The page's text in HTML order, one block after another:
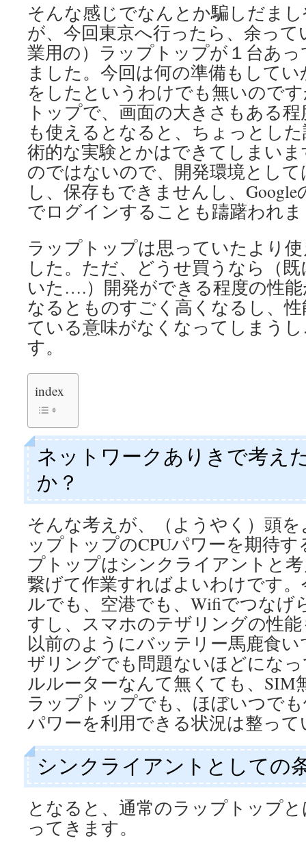
そんな感じでなんとか騙しだま
が、今回東京へ行ったら、余っ
業用の）ラップトップが１台あ
ました。今回は何の準備もして
をしたというわけでも無いので
トップで、画面の大きさもある
も使えるとなると、ちょっとし
術的な実験とかはできてしまい
のではないので、開発環境とし
し、保存もできませんし、
でログインすることも躊躇われ
ラップトップは思っていたより
した。ただ、どうせ買うなら（
いた….）開発ができる程度の性
なるとものすごく高くなるし、
ている意味がなくなってしまう
す。
index
ネットワークありきで考え
か？
そんな考えが、（ようやく）頭
ップトップのCPUパワーを期待
プトップはシンクライアントと
繋げて作業すればよいわけです
ルでも、空港でも、Wifiでつなげ
すし、スマホのテザリングの性
以前のようにバッテリー馬鹿食
ザリングでも問題ないほどにな
ルルーターなんて無くても、SIM
ラップトップでも、ほぼいつで
パワーを利用できる状況は整っ
シンクライアントとしての
となると、通常のラップトップ
ってきます。